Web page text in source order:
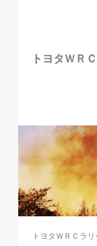
トヨタＷＲ
トヨタＷＲＣラ